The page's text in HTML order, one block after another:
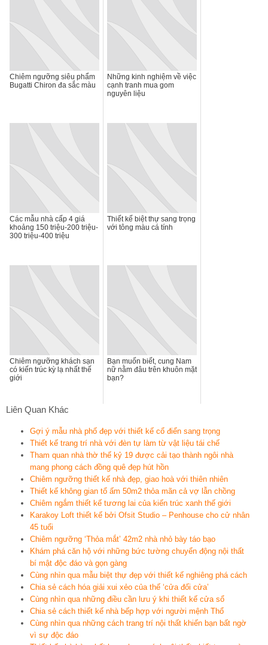
Chiêm ngưỡng siêu phẩm
Bugatti Chiron đa sắc màu
Những kinh nghiệm về việc
cạnh tranh mua gom
nguyên liệu
Các mẫu nhà cấp 4 giá
khoảng 150 triệu-200 triệu-
300 triệu-400 triệu
Thiết kế biệt thự sang trọng
với tông màu cá tính
Chiêm ngưỡng khách sạn
có kiến trúc kỳ lạ nhất thế
giới
Bạn muốn biết, cung Nam
nữ nằm đâu trên khuôn mặt
bạn?
Liên Quan Khác
Gợi ý mẫu nhà phố đẹp với thiết kế cổ điển sang trọng
Thiết kế trang trí nhà với đèn tự làm từ vật liệu tái chế
Tham quan nhà thờ thế kỷ 19 được cải tạo thành ngôi nhà
mang phong cách đồng quê đẹp hút hồn
Chiêm ngưỡng thiết kế nhà đẹp, giao hoà với thiên nhiên
Thiết kế không gian tổ ấm 50m2 thỏa mãn cả vợ lẫn chồng
Chiêm ngắm thiết kế tương lai của kiến trúc xanh thế giới
Karakoy Loft thiết kế bởi Ofsit Studio – Penhouse cho cử nhân
45 tuổi
Chiêm ngưỡng ‘Thỏa mắt’ 42m2 nhà nhỏ bày táo bạo
Khám phá căn hộ với những bức tường chuyển động nội thất
bí mật độc đáo và gọn gàng
Cùng nhìn qua mẫu biệt thự đẹp với thiết kế nghiêng phá cách
Chia sẻ cách hóa giải xui xẻo của thế ‘cửa đối cửa’
Cùng nhìn qua những điều cần lưu ý khi thiết kế cửa sổ
Chia sẻ cách thiết kế nhà bếp hợp với người mệnh Thổ
Cùng nhìn qua những cách trang trí nội thất khiến bạn bất ngờ
vì sự độc đáo